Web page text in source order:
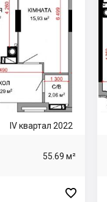
IV квартал 2022
55.69 м²
